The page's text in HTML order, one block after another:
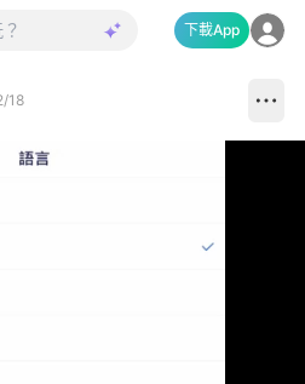
下載App
18